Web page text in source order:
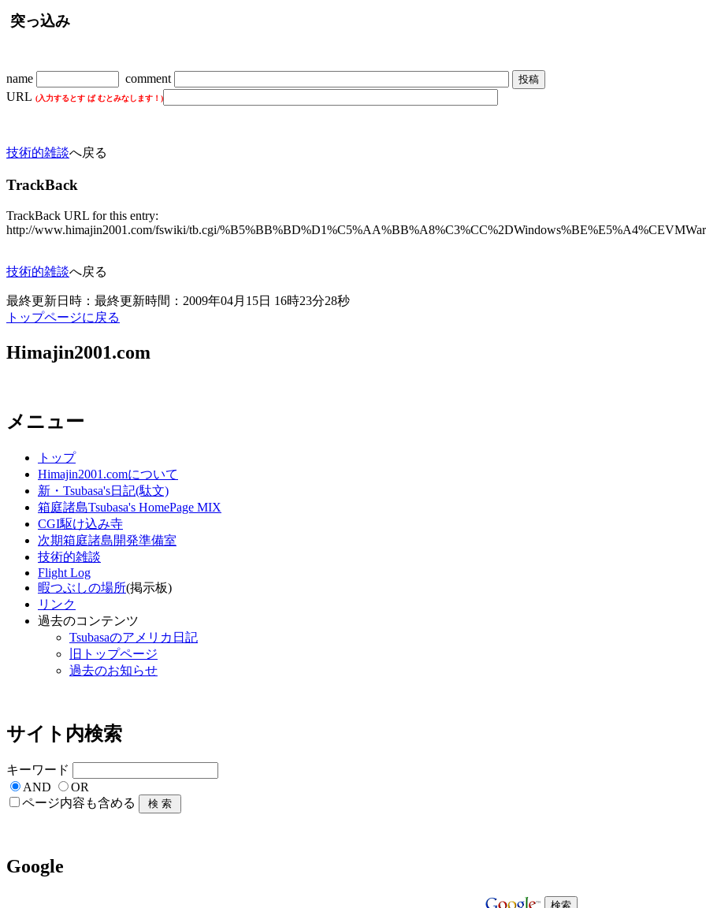
突っ込み
name
comment
URL (入力するとす ぱ むとみなします！)
技術的雑談へ戻る
TrackBack
TrackBack URL for this entry:
http://www.himajin2001.com/fswiki/tb.cgi/
技術的雑談へ戻る
最終更新日時：最終更新時間：2009年04月15日 16時23分28秒
トップページに戻る
Himajin2001.com
メニュー
トップ
Himajin2001.comについて
新・Tsubasa's日記(駄文)
箱庭諸島Tsubasa's HomePage MIX
CGI駆け込み寺
次期箱庭諸島開発準備室
技術的雑談
Flight Log
暇つぶしの場所(掲示板)
リンク
過去のコンテンツ
Tsubasaのアメリカ日記
旧トップページ
過去のお知らせ
サイト内検索
キーワード
AND
OR
ページ内容も含める
Google